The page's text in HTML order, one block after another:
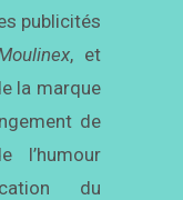
publicités
, et
la marque
de
l’humour
du